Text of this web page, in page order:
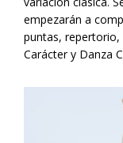
empezarán a
puntas, repertorio,
Carácter y Danza